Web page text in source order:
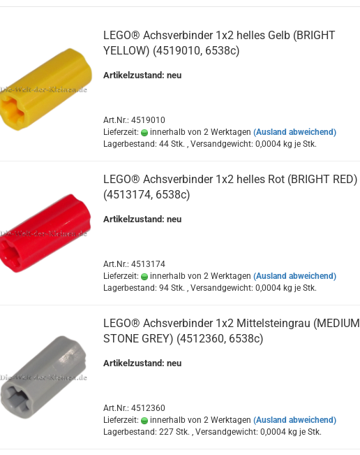
LEGO® Achsverbinder 1x2 helles Gelb (BRIGHT
YELLOW) (4519010, 6538c)
Artikelzustand: neu
Art.Nr.: 4519010
Lieferzeit:
innerhalb von 2 Werktagen (Ausland abweichend)
Lagerbestand: 44 Stk. , Versandgewicht: 0,0004kg je Stk.
LEGO® Achsverbinder 1x2 helles Rot (BRIGHT RED)
(4513174, 6538c)
Artikelzustand: neu
Art.Nr.: 4513174
Lieferzeit:
innerhalb von 2 Werktagen (Ausland abweichend)
Lagerbestand: 94 Stk. , Versandgewicht: 0,0004kg je Stk.
LEGO® Achsverbinder 1x2 Mittelsteingrau (MEDIUM
STONE GREY) (4512360, 6538c)
Artikelzustand: neu
Art.Nr.: 4512360
Lieferzeit:
innerhalb von 2 Werktagen (Ausland abweichend)
Lagerbestand: 227 Stk. , Versandgewicht: 0,0004kg je Stk.